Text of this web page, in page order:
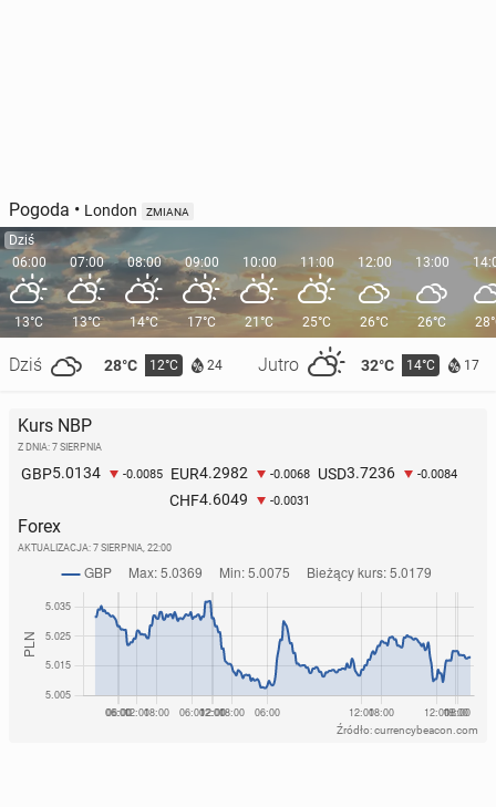
Pogoda • London ZMIANA
Dziś
06:00
13°C
Dziś 28°C 12°C 24 Jutro 32°C 14°C 17
07:00
13°C
08:00
14°C
09:00
17°C
10:00
21°C
11:00
25°C
12:00
26°C
13:00
26°C
Kurs NBP
Z DNIA: 7 SIERPNIA
GBP5.0134 -0.0085 EUR4.2982 -0.0068 USD3.7236 -0.0084
CHF4.6049 -0.0031
Forex
AKTUALIZACJA: 7 SIERPNIA, 22:00
Źródło: currencybeacon.com